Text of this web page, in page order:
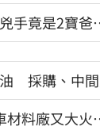
手竟是2寶
採購、中
材料廠又大